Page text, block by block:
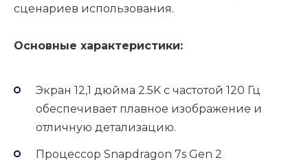
сценариев использования.
Основные характеристики:
Экран 12,1 дюйма 2.5K с частотой 120 Гц
обеспечивает плавное изображение и
отличную детализацию.
Процессор Snapdragon 7s Gen 2